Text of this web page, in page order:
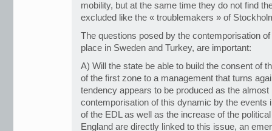
mobility, but at the same time they do not find
excluded like the « troublemakers » of
The questions posed by the contemporisation
place in Sweden and Turkey, are important:
A) Will the state be able to build the consent of
of the first zone to a management that turns
tendency appears to be produced as the
contemporisation of this dynamic by the events
of the EDL as well as the increase of the
England are directly linked to this issue, an